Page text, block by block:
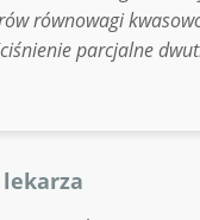
równowagi
parcjalne